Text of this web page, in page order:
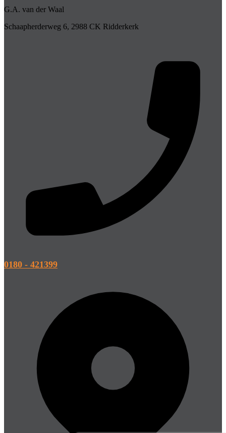
G.A. van der Waal
Schaapherderweg 6, 2988 CK Ridderkerk
0180 - 421399